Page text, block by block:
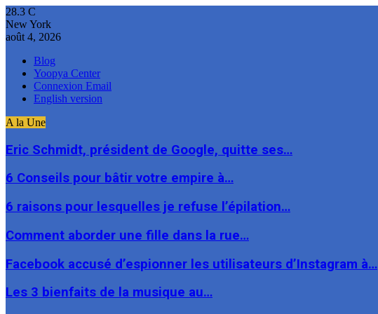
28.3 C
New York
août 4, 2026
Blog
Yoopya Center
Connexion Email
English version
A la Une
Eric Schmidt, président de Google, quitte ses…
6 Conseils pour bâtir votre empire à…
6 raisons pour lesquelles je refuse l’épilation…
Comment aborder une fille dans la rue…
Facebook accusé d’espionner les utilisateurs d’Instagram à…
Les 3 bienfaits de la musique au…